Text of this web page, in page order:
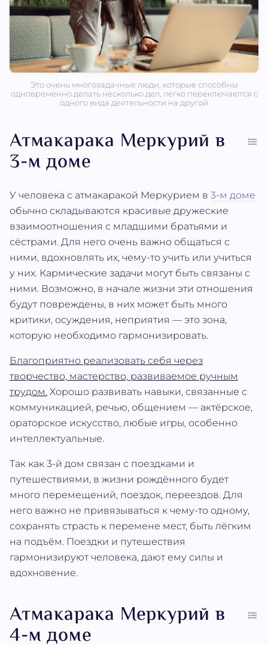
Это очень многозадачные люди, которые способны
одновременно делать несколько дел, легко переключаются с
одного вида деятельности на другой
Атмакарака Меркурий в
3-м доме
У человека с атмакаракой Меркурием в 3-м доме
обычно складываются красивые дружеские
взаимоотношения с младшими братьями и
сёстрами. Для него очень важно общаться с
ними, вдохновлять их, чему-то учить или учиться
у них. Кармические задачи могут быть связаны с
ними. Возможно, в начале жизни эти отношения
будут повреждены, в них может быть много
критики, осуждения, неприятия — это зона,
которую необходимо гармонизировать.
Благоприятно реализовать себя через
творчество, мастерство, развиваемое ручным
трудом. Хорошо развивать навыки, связанные с
коммуникацией, речью, общением — актёрское,
ораторское искусство, любые игры, особенно
интеллектуальные.
Так как 3-й дом связан с поездками и
путешествиями, в жизни рождённого будет
много перемещений, поездок, переездов. Для
него важно не привязываться к чему-то одному,
сохранять страсть к перемене мест, быть лёгким
на подъём. Поездки и путешествия
гармонизируют человека, дают ему силы и
вдохновение.
Атмакарака Меркурий в
4-м доме